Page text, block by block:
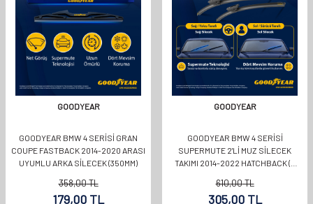
GOODYEAR
GOODYEAR BMW 4 SERISI GRAN
COUPE FASTBACK 2014-2020 ARASI
UYUMLU ARKA SILECEK (350MM)
358,00TL
179,00 TL
GOODYEAR
GOODYEAR BMW 4 SERISI
SUPERMUTE 2'LI MUZ SILECEK
TAKIMI 2014-2022 HATCHBACK (5
610,00TL
305,00TL